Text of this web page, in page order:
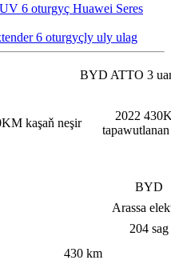
6 oturgyç Huawei Seres
6 oturgyçly uly ulag
BYD ATTO 3
kaşaň neşir
2022
BYD
Arassa
204 sag
430 km